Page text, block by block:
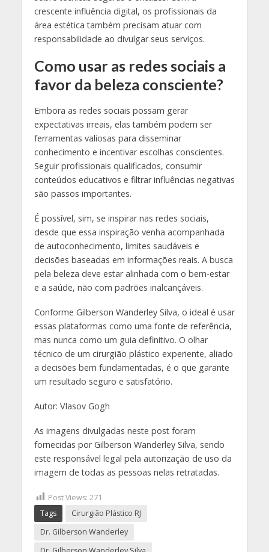
crescente influência digital, os profissionais da
área estética também precisam atuar com
responsabilidade ao divulgar seus serviços.
Como usar as redes sociais a
favor da beleza consciente?
Embora as redes sociais possam gerar
expectativas irreais, elas também podem ser
ferramentas valiosas para disseminar
conhecimento e incentivar escolhas conscientes.
Seguir profissionais qualificados, consumir
conteúdos educativos e filtrar influências negativas
são passos importantes.
É possível, sim, se inspirar nas redes sociais,
desde que essa inspiração venha acompanhada
de autoconhecimento, limites saudáveis e
decisões baseadas em informações reais. A busca
pela beleza deve estar alinhada com o bem-estar
e a saúde, não com padrões inalcançáveis.
Conforme Gilberson Wanderley Silva, o ideal é usar
essas plataformas como uma fonte de referência,
mas nunca como um guia definitivo. O olhar
técnico de um cirurgião plástico experiente, aliado
a decisões bem fundamentadas, é o que garante
um resultado seguro e satisfatório.
Autor: Vlasov Gogh
As imagens divulgadas neste post foram
fornecidas por Gilberson Wanderley Silva, sendo
este responsável legal pela autorização de uso da
imagem de todas as pessoas nelas retratadas.
Post Views: 271
Tags
Cirurgião Plástico RJ
Dr. Gilberson Wanderley